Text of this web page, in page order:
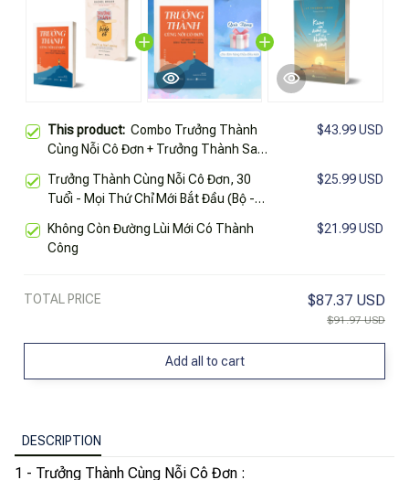
This product: Combo Trưởng Thành
Cùng Nỗi Cô Đơn + Trưởng Thành Sau
$43.99 USD
Trưởng Thành Cùng Nỗi Cô Đơn, 30
Tuổi - Mọi Thứ Chỉ Mới Bắt Đầu (Bộ -
$25.99 USD
Không Còn Đường Lùi Mới Có Thành
Công
$21.99 USD
TOTAL PRICE $87.37 USD
$91.97 USD
Add all to cart
DESCRIPTION
1 - Trưởng Thành Cùng Nỗi Cô Đơn :